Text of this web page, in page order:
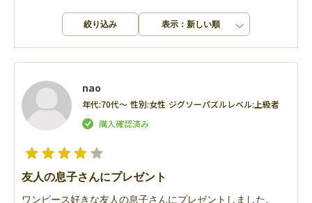
絞り込み 表示：新しい順
nao
年代:70代～ 性別:女性 ジグソーパズルレベル: 上級者
友人の息子さんにプレゼント
ワンピース好きな友人の息子さんにプレゼントしました。